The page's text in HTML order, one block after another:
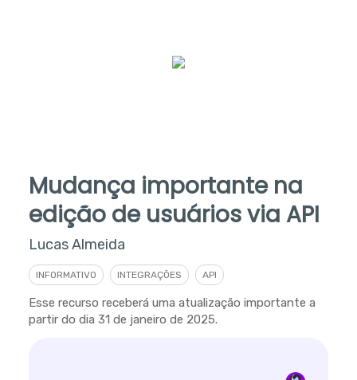
Mudança importante na
edição de usuários via API
Lucas Almeida
INFORMATIVO INTEGRAÇÕES API
Esse recurso receberá uma atualização importante a
partir do dia 31 de janeiro de 2025.